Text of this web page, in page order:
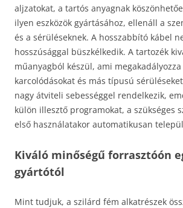
aljzatokat, a tartós anyagnak
ilyen eszközök gyártásához, ellenáll a
és a sérüléseknek. A hosszabbító kábel
hosszúsággal büszkélkedik. A tartozék
műanyagból készül, ami
karcolódásokat és más típusú
nagy átviteli sebességgel rendelkezik,
külön illesztő programokat, a szükséges
első használatakor automatikusan
Kiváló minőségű forrasztóón
gyártótól
Mint tudjuk, a szilárd fém alkatrészek